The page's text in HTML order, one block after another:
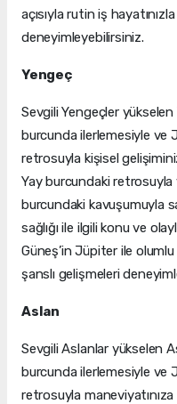
açısıyla rutin iş
deneyimleyebilirsiniz.
Yengeç
Sevgili Yengeçler
burcunda ilerlemesiyle ve
retrosuyla kişisel
Yay burcundaki retrosuyla
burcundaki kavuşumuyla
sağlığı ile ilgili konu ve
Güneş’in Jüpiter ile
şanslı gelişmeleri
Aslan
Sevgili Aslanlar yükselen
burcunda ilerlemesiyle ve
retrosuyla